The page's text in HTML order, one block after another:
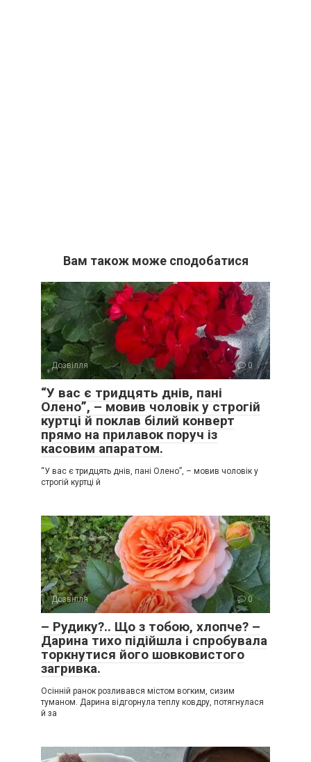
Вам також може сподобатися
Дозвілля 0
“У вас є тридцять днів, пані
Олено”, – мовив чоловік у строгій
куртці й поклав білий конверт
прямо на прилавок поруч із
касовим апаратом.
“У вас є тридцять днів, пані Олено”, – мовив чоловік у
строгій куртці й
Дозвілля 0
– Рудику?.. Що з тобою, хлопче? –
Дарина тихо підійшла і спробувала
торкнутися його шовковистого
загривка.
Осінній ранок розливався містом вогким, сизим
туманом. Дарина відгорнула теплу ковдру, потягнулася
й за